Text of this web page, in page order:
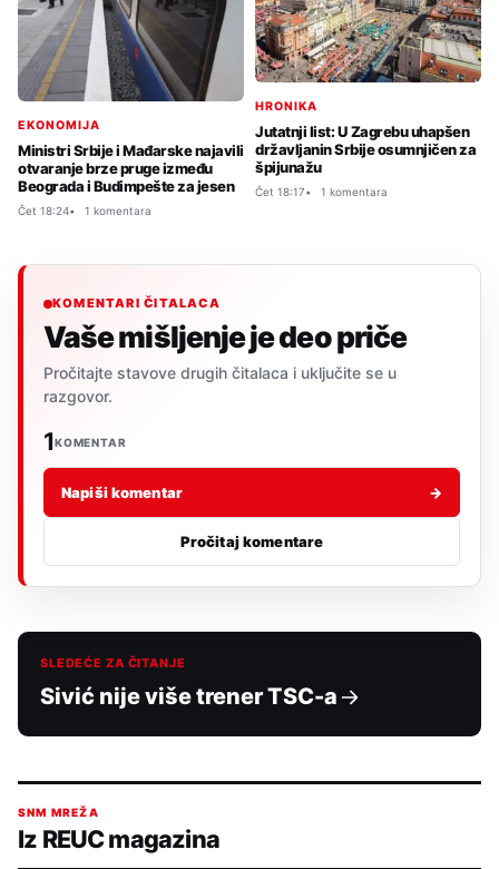
EKONOMIJA
Ministri Srbije i Mađarske najavili
otvaranje brze pruge između
Beograda i Budimpešte za jesen
Čet 18:24 1 komentara
HRONIKA
Jutatnji list: U Zagrebu uhapšen
državljanin Srbije osumnjičen za
špijunažu
Čet 18:17 1 komentara
KOMENTARI ČITALACA
Vaše mišljenje je deo priče
Pročitajte stavove drugih čitalaca i uključite se u
razgovor.
1KOMENTAR
Napiši komentar →
Pročitaj komentare
SLEDEĆE ZA ČITANJE
Sivić nije više trener TSC-a
SNM MREŽA
Iz REUC magazina